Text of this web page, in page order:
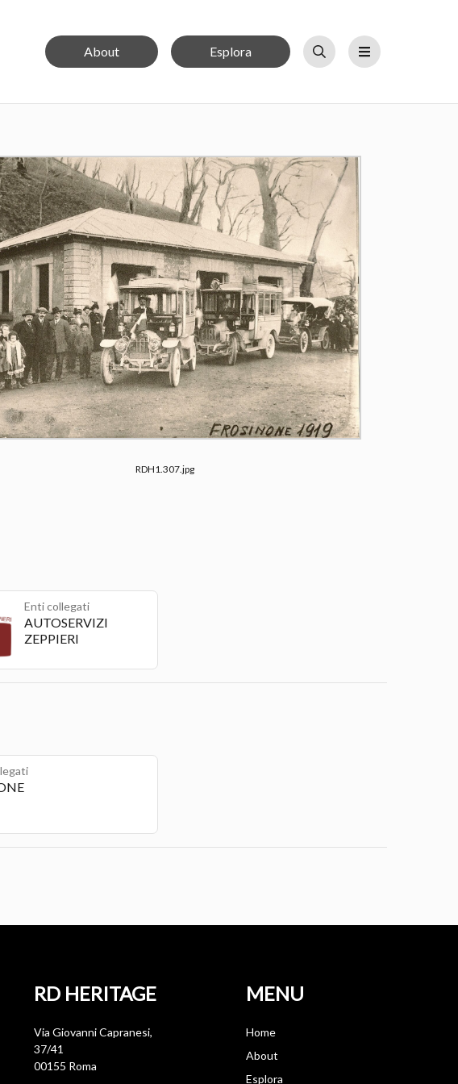
About Esplora
Cerca Menu
RDH1.307.jpg
Enti collegati
AUTOSERVIZI
ZEPPIERI
RD HERITAGE
Via Giovanni Capranesi,
37/41
00155 Roma
MENU
Home
About
Esplora